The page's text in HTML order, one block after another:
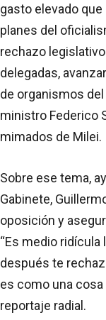
gasto elevado
planes del
rechazo
delegadas,
de organismos del
ministro Federico
mimados de Milei.
Sobre ese tema,
Gabinete,
oposición y
“Es medio ridícula
después te
es como una cosa
reportaje radial.